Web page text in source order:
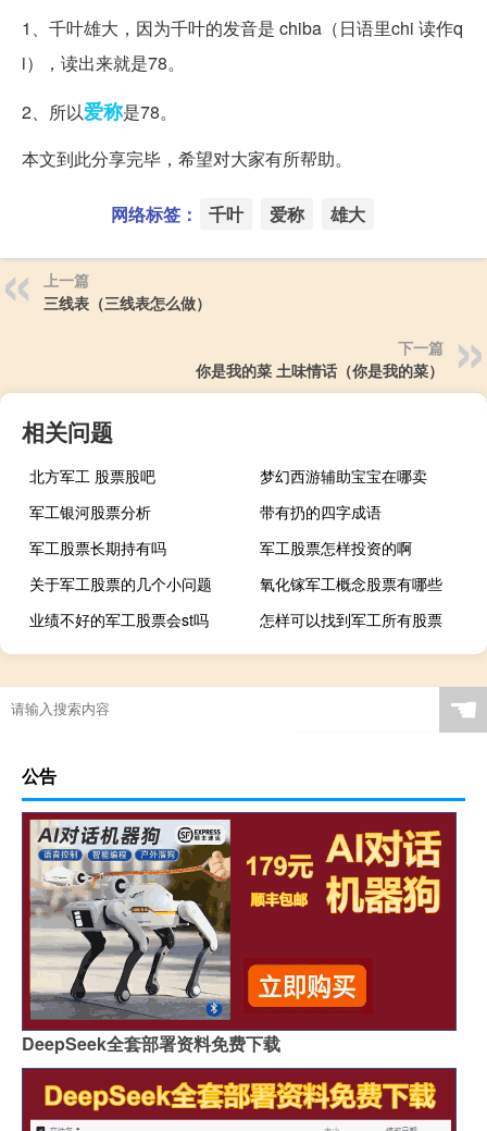
1、千叶雄大，因为千叶的发音是 chiba（日语里chi 读作q
i），读出来就是78。
2、所以爱称是78。
本文到此分享完毕，希望对大家有所帮助。
网络标签： 千叶 爱称 雄大
上一篇
三线表（三线表怎么做）
下一篇
你是我的菜 土味情话（你是我的菜）
相关问题
北方军工 股票股吧
梦幻西游辅助宝宝在哪卖
军工银河股票分析
带有扔的四字成语
军工股票长期持有吗
军工股票怎样投资的啊
关于军工股票的几个小问题
氧化镓军工概念股票有哪些
业绩不好的军工股票会st吗
怎样可以找到军工所有股票
☚
公告
DeepSeek全套部署资料免费下载